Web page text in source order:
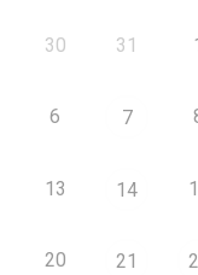
30 31
6 7
13 14
20 21